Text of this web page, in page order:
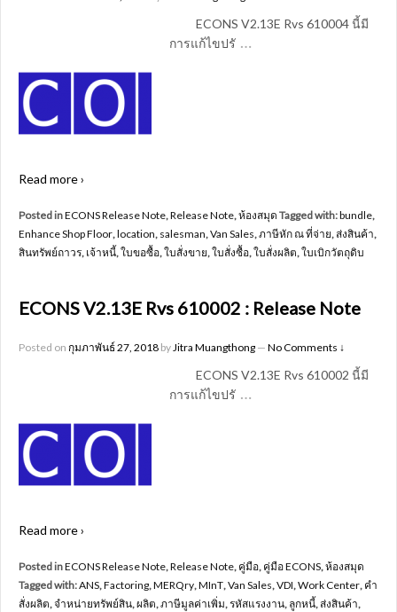
ECONS V2.13E Rvs 610004 นี้มี
การแก้ไขปรั …
Read more ›
Posted inECONS Release Note,Release Note,ห้องสมุด Tagged with:bundle,
Enhance Shop Floor,location, salesman,Van Sales,ภาษีหัก ณ ที่จ่าย,ส่งสินค้า,
สินทรัพย์ถาวร, เจ้าหนี้,ใบขอซื้อ,ใบสั่งขาย,ใบสั่งซื้อ,ใบสั่งผลิต,ใบเบิกวัตถุดิบ
ECONS V2.13E Rvs 610002 : Release Note
Posted on กุมภาพันธ์ 27, 2018 by Jitra Muangthong — No Comments ↓
ECONS V2.13E Rvs 610002 นี้มี
การแก้ไขปรั …
Read more ›
Posted inECONS Release Note, Release Note, คู่มือ, คู่มือ ECONS, ห้องสมุด
Tagged with:ANS, Factoring, MERQry, MInT, Van Sales, VDI, Work Center, คำ
สั่งผลิต, จำหน่ายทรัพย์สิน, ผลิต, ภาษีมูลค่าเพิ่ม, รหัสแรงงาน, ลูกหนี้, ส่งสินค้า,